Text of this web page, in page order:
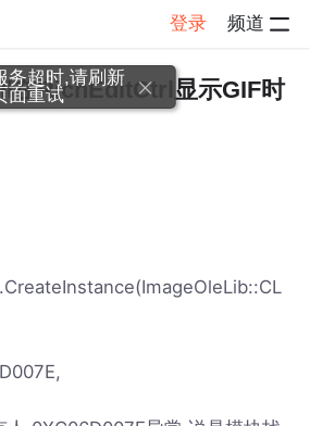
登录 频道
子详情
在RichEditCtrl显示GIF时
务超时,请刷新
面重试